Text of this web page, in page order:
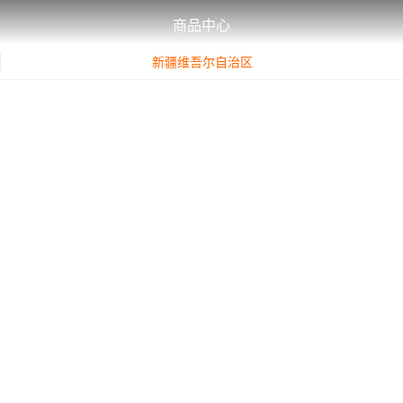
商品中心
新疆维吾尔自治区